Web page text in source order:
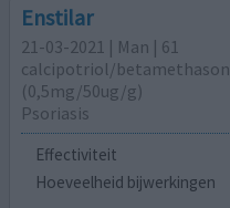
Enstilar
21-03-2021 | Man | 61
calcipotriol/​betamethason
(0,5mg/50ug/g)
Psoriasis
Effectiviteit
Hoeveelheid bijwerkingen